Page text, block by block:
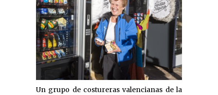
Un grupo de costureras valencianas de la